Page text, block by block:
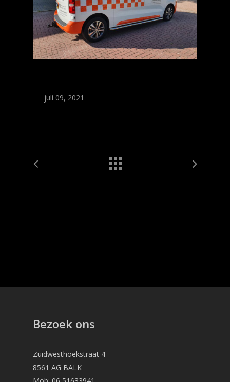
juli 09, 2021
Bezoek ons
Zuidwesthoekstraat 4
8561 AG BALK